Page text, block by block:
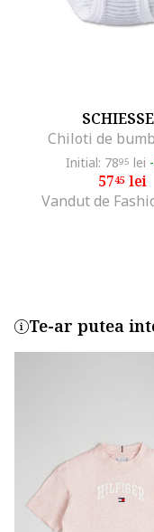
Chiloti de
Initial: 7895 lei
5745 lei
Vandut de
Te-ar putea